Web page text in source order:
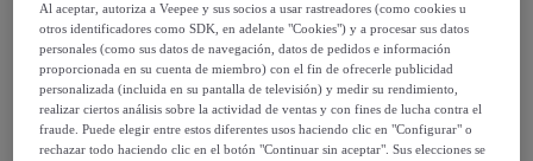
Actualmente no hay productos disponibles.
Regístrate y accede a todos los productos visibles
para nuestros miembros.
Al aceptar, autoriza a Veepee y sus socios a usar rastreadores (como cookies u
otros identificadores como SDK, en adelante "Cookies") y a procesar sus datos
personales (como sus datos de navegación, datos de pedidos e información
proporcionada en su cuenta de miembro) con el fin de ofrecerle publicidad
personalizada (incluida en su pantalla de televisión) y medir su rendimiento,
realizar ciertos análisis sobre la actividad de ventas y con fines de lucha contra el
fraude. Puede elegir entre estos diferentes usos haciendo clic en "Configurar" o
rechazar todo haciendo clic en el botón "Continuar sin aceptar". Sus elecciones se